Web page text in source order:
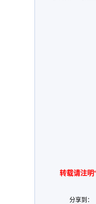
转载请注明
分享到：